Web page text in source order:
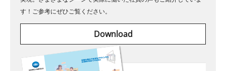
す！ご参考にぜひご覧ください。
Download